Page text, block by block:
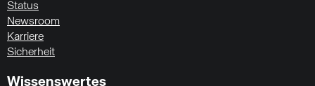
Status
Newsroom
Karriere
Sicherheit
Wissenswertes